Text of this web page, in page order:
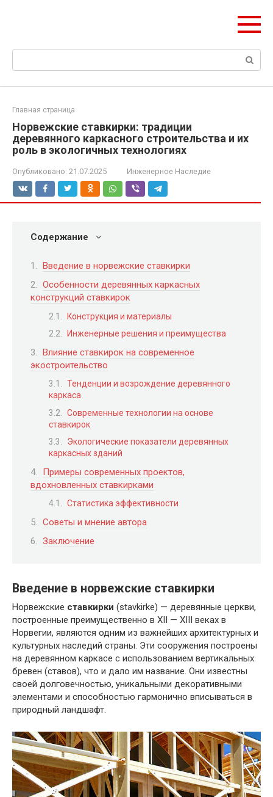
Поиск:
Главная страница
Норвежские ставкирки: традиции
деревянного каркасного строительства и их
роль в экологичных технологиях
Опубликовано: 21.07.2025 Инженерное Наследие
Содержание
Введение в норвежские ставкирки
Особенности деревянных каркасных
конструкций ставкирок
Конструкция и материалы
Инженерные решения и преимущества
Влияние ставкирок на современное
экостроительство
Тенденции и возрождение деревянного
каркаса
Современные технологии на основе
ставкирок
Экологические показатели деревянных
каркасных зданий
Примеры современных проектов,
вдохновленных ставкирками
Статистика эффективности
Советы и мнение автора
Заключение
Введение в норвежские ставкирки
Норвежские ставкирки (stavkirke) — деревянные церкви,
построенные преимущественно в XII — XIII веках в
Норвегии, являются одним из важнейших архитектурных и
культурных наследий страны. Эти сооружения построены
на деревянном каркасе с использованием вертикальных
бревен (ставов), что и дало им название. Они известны
своей долговечностью, уникальными декоративными
элементами и способностью гармонично вписываться в
природный ландшафт.